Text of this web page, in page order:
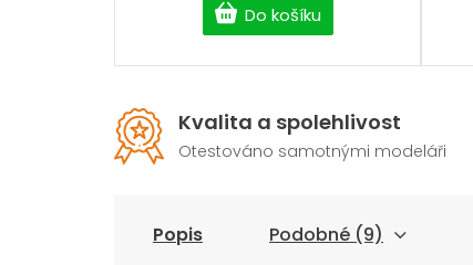
Do košíku
Kvalita a spolehlivost
Otestováno samotnými modeláři
Popis Podobné (9)